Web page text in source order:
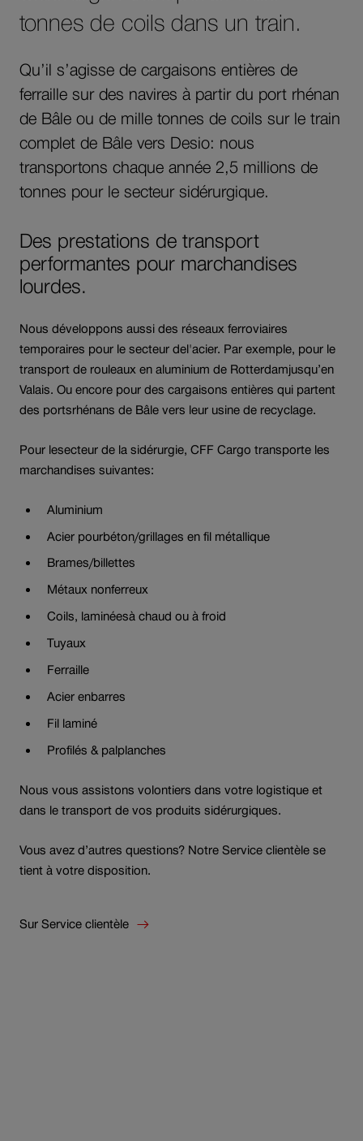
tonnes de coils dans un train.
Qu’il s’agisse de cargaisons entières de
ferraille sur des navires à partir du port rhénan
de Bâle ou de mille tonnes de coils sur le train
complet de Bâle vers Desio: nous
transportons chaque année 2,5 millions de
tonnes pour le secteur sidérurgique.
Des prestations de transport
performantes pour marchandises
lourdes.
Nous développons aussi des réseaux ferroviaires
temporaires pour le secteur del'acier. Par exemple, pour le
transport de rouleaux en aluminium de Rotterdamjusqu’en
Valais. Ou encore pour des cargaisons entières qui partent
des portsrhénans de Bâle vers leur usine de recyclage.
Pour lesecteur de la sidérurgie, CFF Cargo transporte les
marchandises suivantes:
Aluminium
Acier pourbéton/grillages en fil métallique
Brames/billettes
Métaux nonferreux
Coils, laminéesà chaud ou à froid
Tuyaux
Ferraille
Acier enbarres
Fil laminé
Profilés & palplanches
Nous vous assistons volontiers dans votre logistique et
dans le transport de vos produits sidérurgiques.
Vous avez d’autres questions? Notre Service clientèle se
tient à votre disposition.
Sur Service clientèle